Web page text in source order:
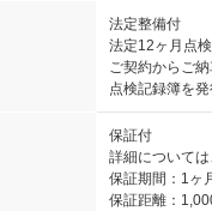
法定整備付
法定12ヶ月点
ご契約からご
点検記録簿を発
保証付
詳細については
保証期間：1ヶ
保証距離：